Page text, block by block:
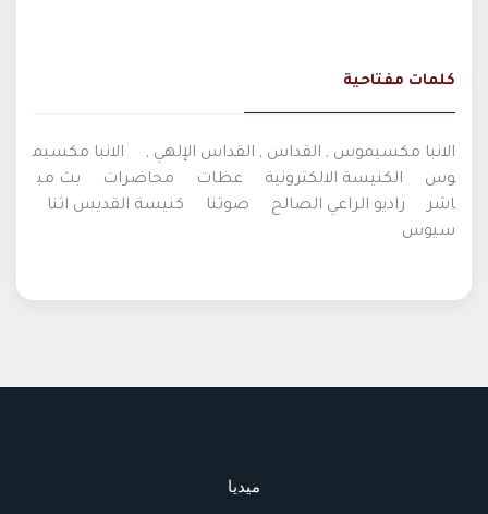
كلمات مفتاحية
الانبا مكسيموس , القداس , القداس الإلهي ,
الانبا مكسيم
وس
الكنيسة الالكترونية عظات محاضرات
بث مب
اشر
راديو الراعي الصالح صوتنا
كنيسة القديس اثنا
سيوس
ميديا